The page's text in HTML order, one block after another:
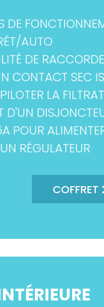
DE
AUTO
DE
CONTACT SEC
LA
D'UN
POUR
RÉGULATEUR
COFFRET